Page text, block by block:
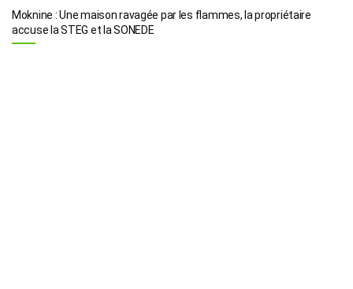
Moknine : Une maison ravagée par les flammes, la propriétaire
accuse la STEG et la SONEDE